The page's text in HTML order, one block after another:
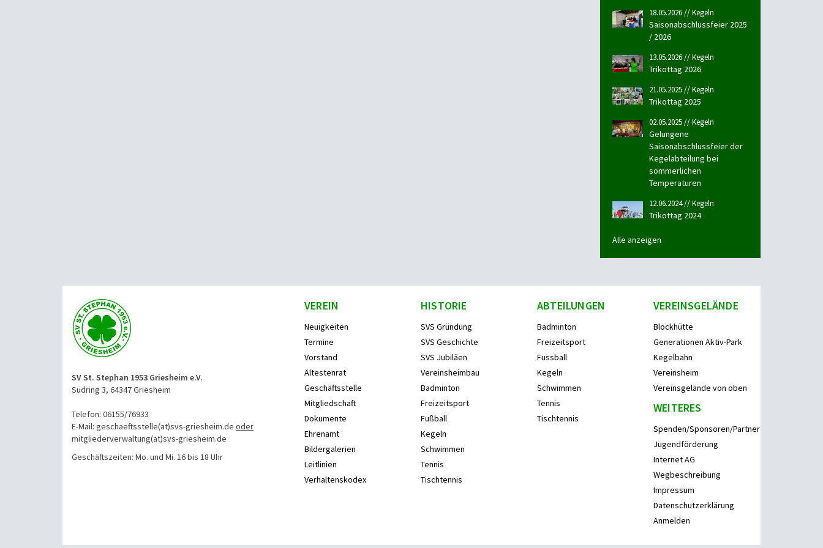
18.05.2026 // Kegeln
Saisonabschlussfeier 2025
/ 2026
13.05.2026 // Kegeln
Trikottag 2026
21.05.2025 // Kegeln
Trikottag 2025
02.05.2025 // Kegeln
Gelungene
Saisonabschlussfeier der
Kegelabteilung bei
sommerlichen
Temperaturen
12.06.2024 // Kegeln
Trikottag 2024
Alle anzeigen
SV St. Stephan 1953 Griesheim e.V.
Südring 3, 64347 Griesheim
Telefon: 06155/76933
E-Mail: geschaeftsstelle(at)svs-griesheim.de oder
mitgliederverwaltung(at)svs-griesheim.de
Geschäftszeiten: Mo. und Mi. 16 bis 18 Uhr
VEREIN
Neuigkeiten
Termine
Vorstand
Ältestenrat
Geschäftsstelle
Mitgliedschaft
Dokumente
Ehrenamt
Bildergalerien
Leitlinien
Verhaltenskodex
HISTORIE
SVS Gründung
SVS Geschichte
SVS Jubiläen
Vereinsheimbau
Badminton
Freizeitsport
Fußball
Kegeln
Schwimmen
Tennis
Tischtennis
ABTEILUNGEN
Badminton
Freizeitsport
Fussball
Kegeln
Schwimmen
Tennis
Tischtennis
VEREINSGELÄNDE
Blockhütte
Generationen Aktiv-Park
Kegelbahn
Vereinsheim
Vereinsgelände von oben
WEITERES
Spenden/Sponsoren/Partner
Jugendförderung
Internet AG
Wegbeschreibung
Impressum
Datenschutzerklärung
Anmelden